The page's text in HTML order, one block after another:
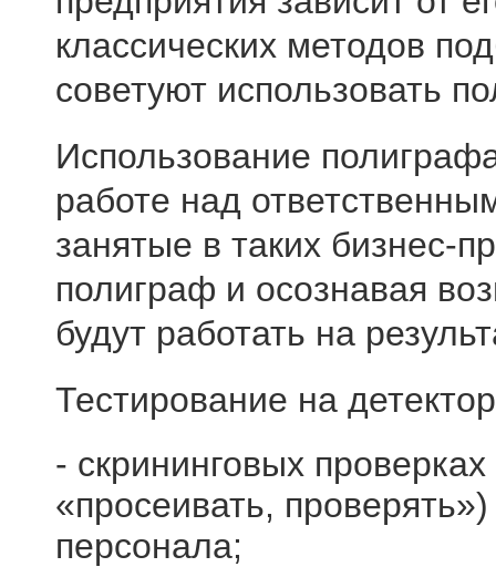
классических методов
советуют использовать
Использование
работе над
занятые в таких бизнес-
полиграф и осознавая
будут работать на
Тестирование на
- скрининговых
«просеивать,
персонала;